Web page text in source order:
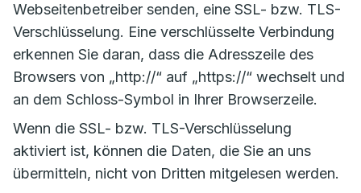
Webseitenbetreiber senden, eine SSL- bzw. TLS-
Verschlüsselung. Eine verschlüsselte Verbindung
erkennen Sie daran, dass die Adresszeile des
Browsers von „http://“ auf „https://“ wechselt und
an dem Schloss-Symbol in Ihrer Browserzeile.
Wenn die SSL- bzw. TLS-Verschlüsselung
aktiviert ist, können die Daten, die Sie an uns
übermitteln, nicht von Dritten mitgelesen werden.